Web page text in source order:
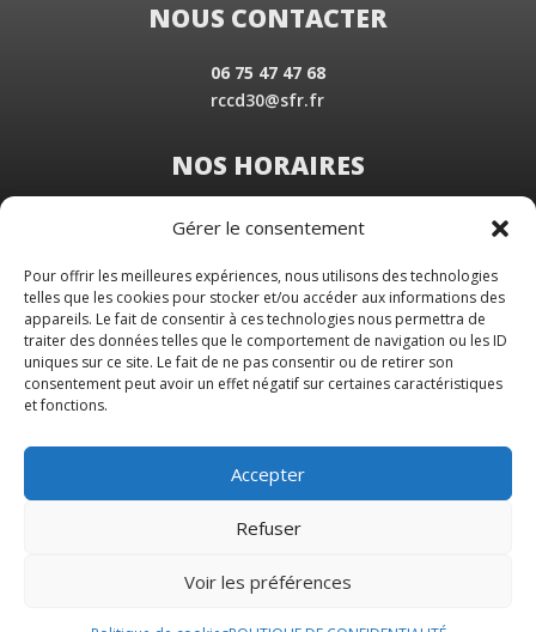
Gérer le consentement
Pour offrir les meilleures expériences, nous utilisons des technologies
telles que les cookies pour stocker et/ou accéder aux informations des
appareils. Le fait de consentir à ces technologies nous permettra de
traiter des données telles que le comportement de navigation ou les ID
uniques sur ce site. Le fait de ne pas consentir ou de retirer son
consentement peut avoir un effet négatif sur certaines caractéristiques
et fonctions.
Accepter
Refuser
Voir les préférences
NOUS CONTACTER
06 75 47 47 68
rccd30@sfr.fr
NOS HORAIRES
Du Lundi au Vendredi
Samedi sur rendez-vous
© 2026 M Development–Mentions légales